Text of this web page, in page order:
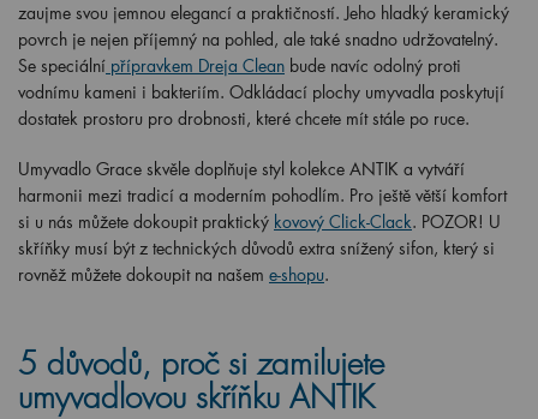
zaujme svou jemnou elegancí a praktičností. Jeho hladký keramický
povrch je nejen příjemný na pohled, ale také snadno udržovatelný.
Se speciální přípravkem Dreja Clean bude navíc odolný proti
vodnímu kameni i bakteriím. Odkládací plochy umyvadla poskytují
dostatek prostoru pro drobnosti, které chcete mít stále po ruce.
Umyvadlo Grace skvěle doplňuje styl kolekce ANTIK a vytváří
harmonii mezi tradicí a moderním pohodlím. Pro ještě větší komfort
si u nás můžete dokoupit praktický kovový Click-Clack. POZOR! U
skříňky musí být z technických důvodů extra snížený sifon, který si
rovněž můžete dokoupit na našem e-shopu.
5 důvodů, proč si zamilujete
umyvadlovou skříňku ANTIK